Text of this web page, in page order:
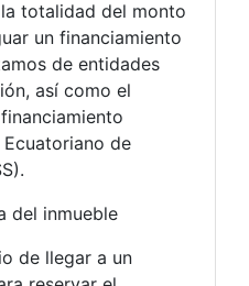
totalidad del monto
un financiamiento
de entidades
así como el
de
del inmueble
de llegar a un